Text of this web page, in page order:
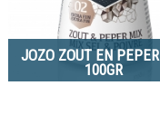
JOZO ZOUT EN
100GR